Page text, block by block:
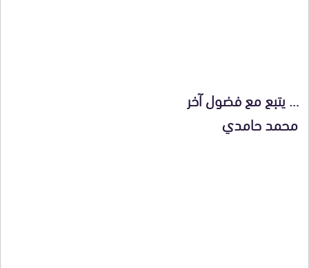
… يتبع مع فضول آخر
محمد حامدي